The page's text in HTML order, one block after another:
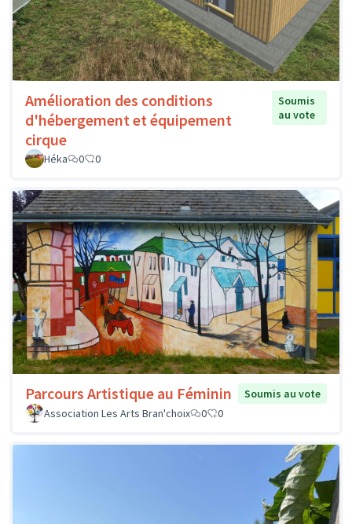
Amélioration des conditions
d'hébergement et équipement
cirque
Soumis
au vote
Héka 0 0
Parcours Artistique au Féminin
Soumis au vote
Association Les Arts Bran'choix
0 0